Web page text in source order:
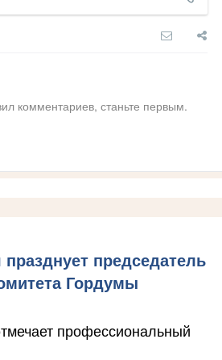
комментариев, станьте первым.
председатель
Гордумы
профессиональный